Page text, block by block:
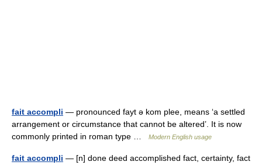
fait accompli — pronounced fayt ǝ kom plee, means ‘a settled
arrangement or circumstance that cannot be altered’. It is now
commonly printed in roman type …
Modern English usage
fait accompli — [n] done deed accomplished fact, certainty, fact